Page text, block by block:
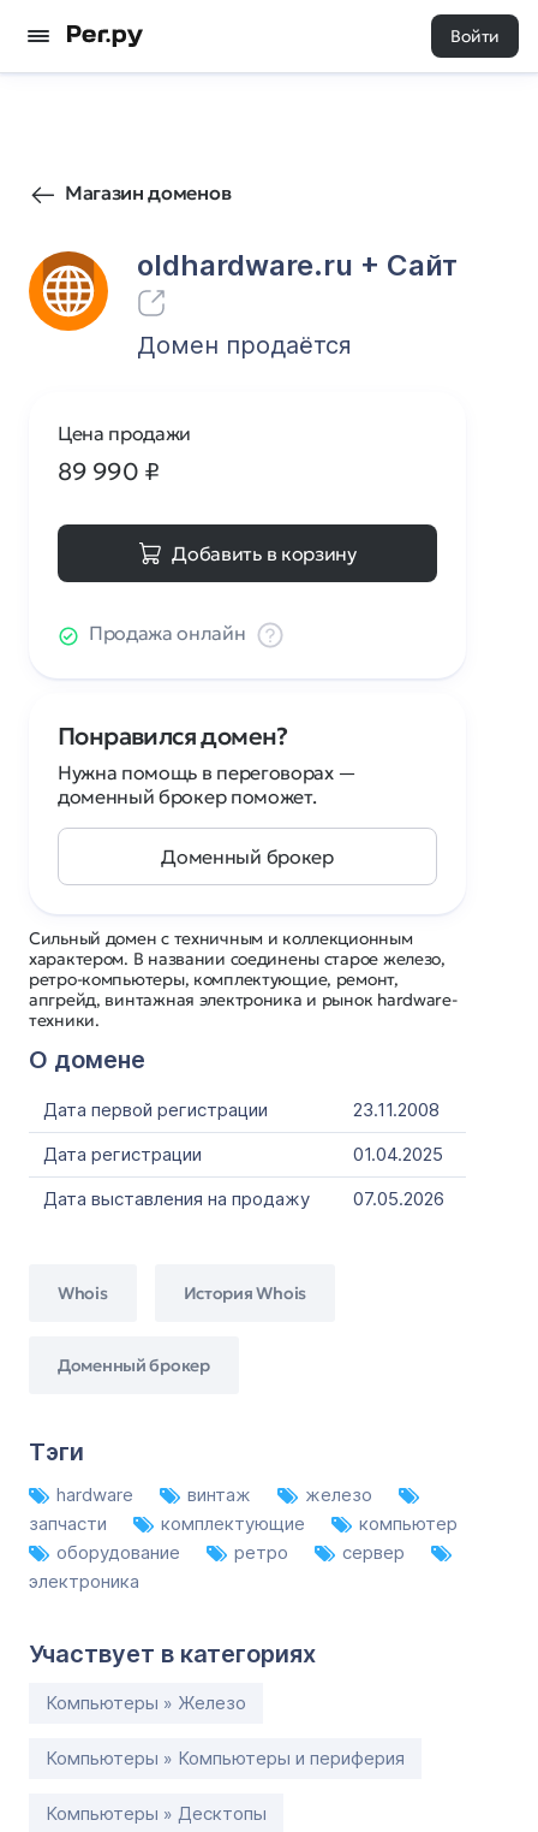
Войти
Магазин доменов
oldhardware.ru + Cайт
5 0
Домен продаётся
Сильный домен с техничным и коллекционным
характером. В названии соединены старое железо,
ретро-компьютеры, комплектующие, ремонт,
апгрейд, винтажная электроника и рынок hardware-
техники.
О домене
Дата первой регистрации
23.11.2008
Дата регистрации
01.04.2025
Дата выставления на продажу
07.05.2026
Whois История Whois
Доменный брокер
Тэги
hardware винтаж
железо
запчасти
комплектующие
компьютер
оборудование
ретро
сервер
электроника
Участвует в категориях
Компьютеры » Железо
Компьютеры » Компьютеры и периферия
Компьютеры » Десктопы
Цена продажи
89 990 ₽
Добавить в корзину
Продажа онлайн
Понравился домен?
Нужна помощь в переговорах —
доменный брокер поможет.
Доменный брокер